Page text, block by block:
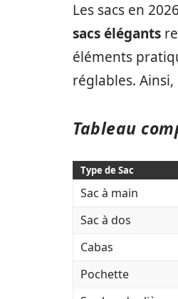
Les sacs en
sacs élégants
éléments
réglables.
Tableau
Type de Sac
Sac à main
Sac à dos
Cabas
Pochette